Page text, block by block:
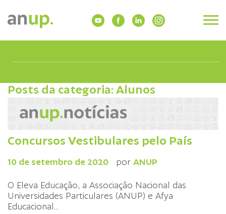
Posts da categoria: Alunos
Concursos Vestibulares pelo País
10 de setembro de 2020 por ANUP
O Eleva Educação, a Associação Nacional das
Universidades Particulares (ANUP) e Afya
Educacional ...